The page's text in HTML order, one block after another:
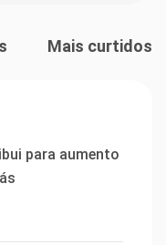
Mais curtidos
para aumento